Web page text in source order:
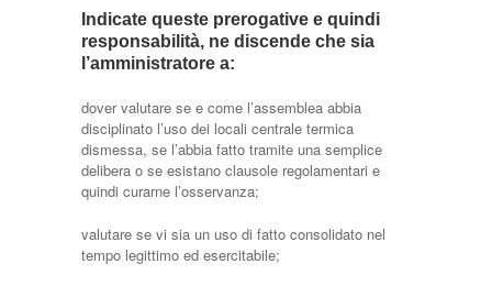
Indicate queste prerogative e quindi
responsabilità, ne discende che sia
l’amministratore a:
dover valutare se e come l’assemblea abbia
disciplinato l’uso dei locali centrale termica
dismessa, se l’abbia fatto tramite una semplice
delibera o se esistano clausole regolamentari e
quindi curarne l’osservanza;
valutare se vi sia un uso di fatto consolidato nel
tempo legittimo ed esercitabile;